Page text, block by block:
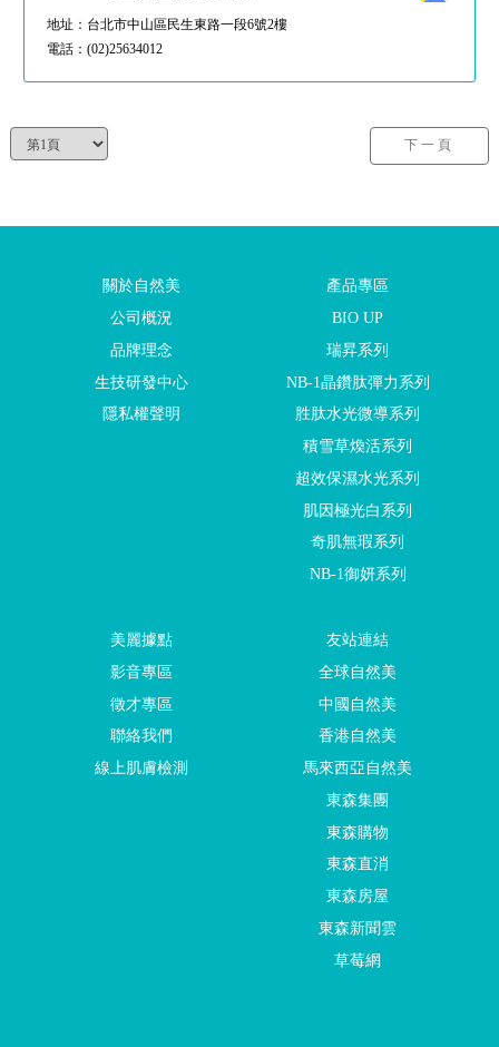
地址：台北市中山區民生東路一段6號2樓
電話： (02)25634012
下一頁
關於自然美
公司概況
品牌理念
生技研發中心
隱私權聲明
產品專區
BIO UP
瑞昇系列
NB-1晶鑽肽彈力系列
胜肽水光微導系列
積雪草煥活系列
超效保濕水光系列
肌因極光白系列
奇肌無瑕系列
NB-1御妍系列
美麗據點
影音專區
徵才專區
聯絡我們
線上肌膚檢測
友站連結
全球自然美
中國自然美
香港自然美
馬來西亞自然美
東森集團
東森購物
東森直消
東森房屋
東森新聞雲
草莓網